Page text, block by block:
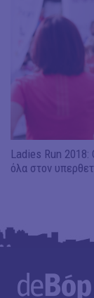
Ladies Run 2018:
όλα στον